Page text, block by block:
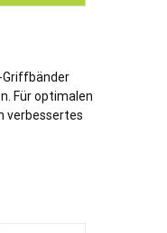
Griffbänder
Für optimalen
verbessertes